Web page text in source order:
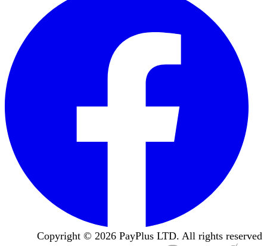
Copyright © 2026 PayPlus LTD. All rights reserved